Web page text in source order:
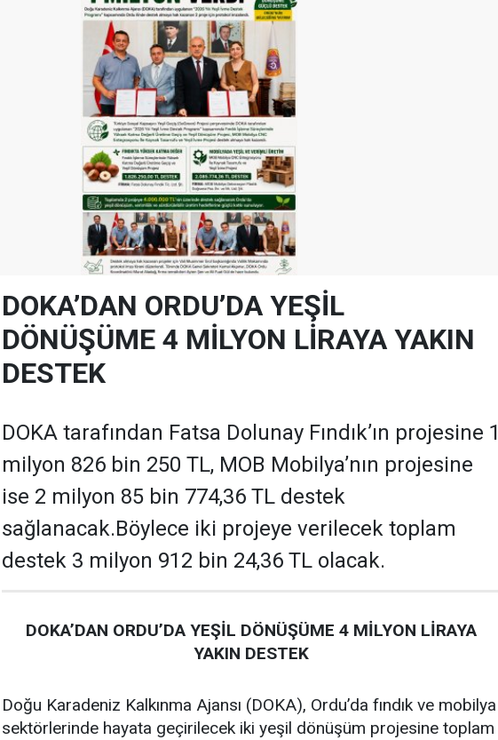
DOKA’DAN ORDU’DA YEŞİL
DÖNÜŞÜME 4 MİLYON LİRAYA YAKIN
DESTEK
DOKA tarafından Fatsa Dolunay Fındık’ın projesine 1
milyon 826 bin 250 TL, MOB Mobilya’nın projesine
ise 2 milyon 85 bin 774,36 TL destek
sağlanacak.Böylece iki projeye verilecek toplam
destek 3 milyon 912 bin 24,36 TL olacak.
DOKA’DAN ORDU’DA YEŞİL DÖNÜŞÜME 4 MİLYON LİRAYA
YAKIN DESTEK
Doğu Karadeniz Kalkınma Ajansı (DOKA), Ordu’da fındık ve mobilya
sektörlerinde hayata geçirilecek iki yeşil dönüşüm projesine toplam